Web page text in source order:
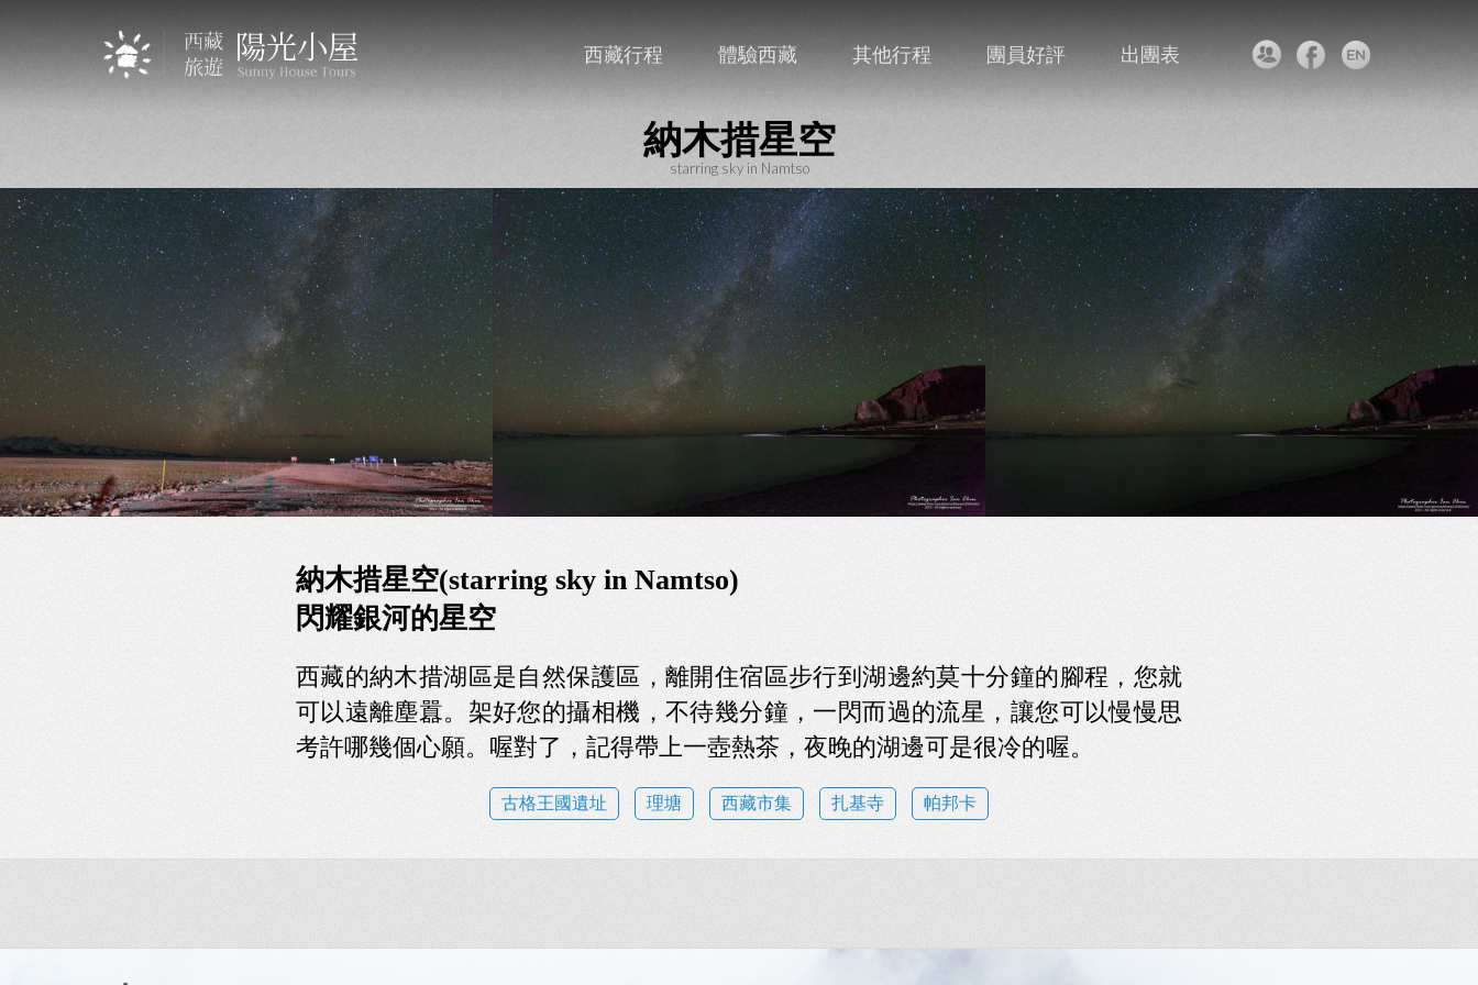
西藏行程 體驗西藏 其他行程 團員好評 出團表
納木措星空
starring sky in Namtso
納木措星空(starring sky in Namtso)
閃耀銀河的星空
西藏的納木措湖區是自然保護區，離開住宿區步行到湖邊約莫十分鐘的腳程，您就
可以遠離塵囂。架好您的攝相機，不待幾分鐘，一閃而過的流星，讓您可以慢慢思
考許哪幾個心願。喔對了，記得帶上一壺熱茶，夜晚的湖邊可是很冷的喔。
古格王國遺址 理塘 西藏市集 扎基寺 帕邦卡